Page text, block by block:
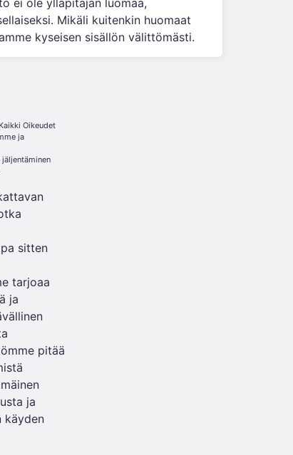
ei ole ylläpitäjän luomaa,
Mikäli kuitenkin huomaat
kyseisen sisällön välittömästi.
Oikeudet
ja
sitten
tarjoaa
ja
pitää
ja
käyden